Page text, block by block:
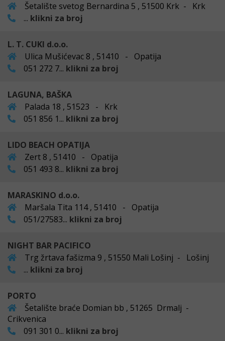
Šetalište svetog Bernardina 5 , 51500 Krk - Krk
... klikni za broj
L. T. CUKI d.o.o.
Ulica Mušićevac 8 , 51410 - Opatija
051 272 7... klikni za broj
LAGUNA, BAŠKA
Palada 18 , 51523 - Krk
051 856 1... klikni za broj
LIDO BEACH OPATIJA
Zert 8 , 51410 - Opatija
051 493 8... klikni za broj
MARASKINO d.o.o.
Maršala Tita 114 , 51410 - Opatija
051/27583... klikni za broj
NIGHT BAR PACIFICO
Trg žrtava fašizma 9 , 51550 Mali Lošinj - Lošinj
... klikni za broj
PORTO
Šetalište braće Domian bb , 51265 Drmalj -
Crikvenica
091 301 0... klikni za broj